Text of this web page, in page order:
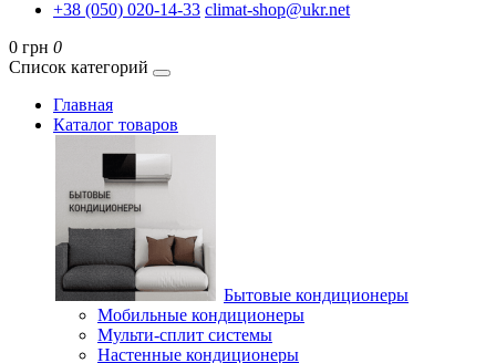
+38 (050) 020-14-33 climat-shop@ukr.net
0 грн 0
Список категорий
Главная
Каталог товаров
Бытовые кондиционеры
Мобильные кондиционеры
Мульти-сплит системы
Настенные кондиционеры